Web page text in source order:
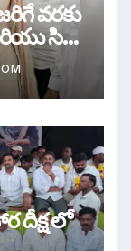
వరకు
దీక్ష లో